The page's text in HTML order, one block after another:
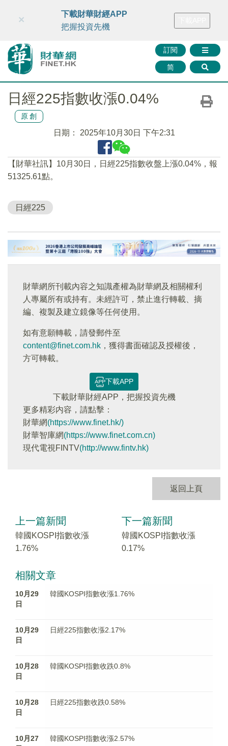
財華智庫網 FINTV FINMETA 財華證券 媒體矩陣
訂閱
简
×
下載財華財經APP
把握投資先機
日經225指數收漲0.04%
原創
日期： 2025年10月30日 下午2:31
【財華社訊】10月30日，日經225指數收盤上漲0.04%，報
51325.61點。
日經225
財華網所刊載內容之知識產權為財華網及相關權利
人專屬所有或持有。未經許可，禁止進行轉載、摘
編、複製及建立鏡像等任何使用。
如有意願轉載，請發郵件至
content@finet.com.hk ，獲得書面確認及授權後，
方可轉載。
下載APP
下載財華財經APP，把握投資先機
更多精彩内容，請點擊：
財華網(https://www.finet.hk/)
財華智庫網(https://www.finet.com.cn)
現代電視FINTV(http://www.fintv.hk)
返回上頁
上一篇新聞
韓國KOSPI指數收漲
1.76%
下一篇新聞
韓國KOSPI指數收漲
0.17%
相關文章
10月29
日
韓國KOSPI指數收漲1.76%
10月29
日
日經225指數收漲2.17%
10月28
日
韓國KOSPI指數收跌0.8%
10月28
日
日經225指數收跌0.58%
10月27
韓國KOSPI指數收漲2.57%